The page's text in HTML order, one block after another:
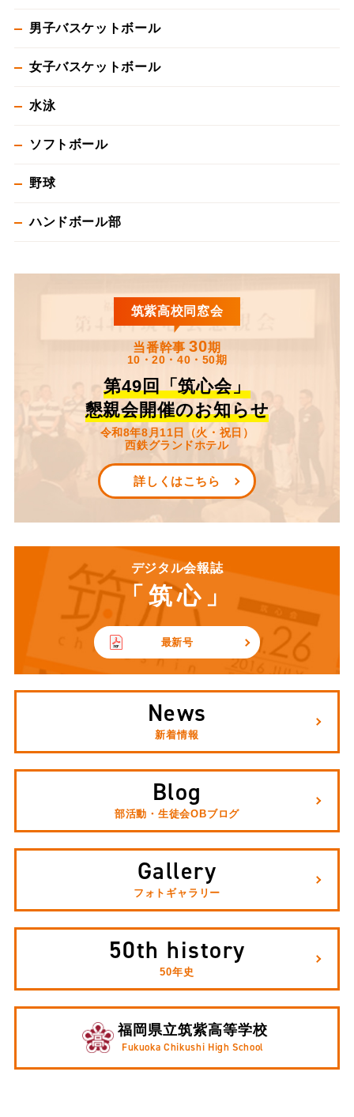
男子バスケットボール
女子バスケットボール
水泳
ソフトボール
野球
ハンドボール部
筑紫高校同窓会
当番幹事30期
10・20・40・50期
第49回「筑心会」
懇親会開催のお知らせ
令和8年8月11日（火・祝日）
西鉄グランドホテル
詳しくはこちら
デジタル会報誌
「筑心」
最新号
News
新着情報
Blog
部活動・生徒会OBブログ
Gallery
フォトギャラリー
50th history
50年史
福岡県立筑紫高等学校
Fukuoka Chikushi High School